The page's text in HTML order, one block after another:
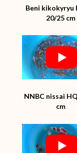
Beni kikokyryu
20/25 cm
NNBC nissai
cm